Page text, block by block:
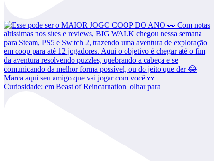
Curiosidade: em Beast of Reincarnation, olhar para